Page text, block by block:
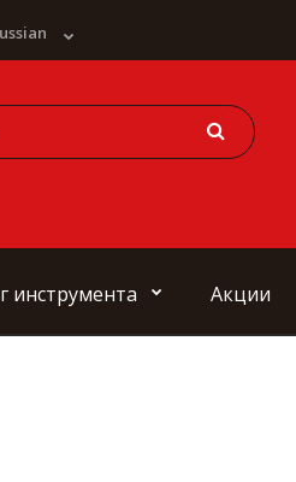
инструмента Акции